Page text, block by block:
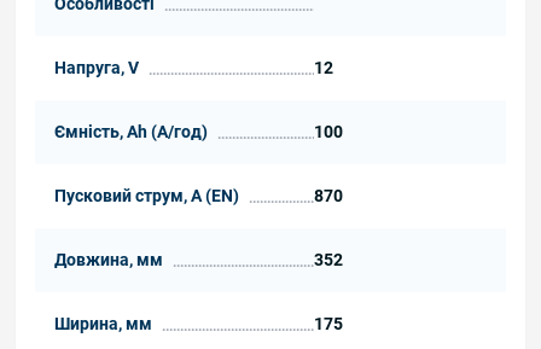
Напруга, V 12
Ємність, Ah (А/год) 100
Пусковий струм, А (EN) 870
Довжина, мм 352
Ширина, мм 175